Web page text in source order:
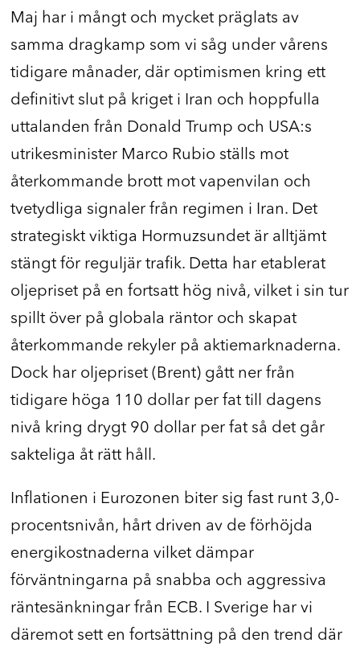
Maj har i mångt och mycket präglats av
samma dragkamp som vi såg under vårens
tidigare månader, där optimismen kring ett
definitivt slut på kriget i Iran och hoppfulla
uttalanden från Donald Trump och USA:s
utrikesminister Marco Rubio ställs mot
återkommande brott mot vapenvilan och
tvetydliga signaler från regimen i Iran. Det
strategiskt viktiga Hormuzsundet är alltjämt
stängt för reguljär trafik. Detta har etablerat
oljepriset på en fortsatt hög nivå, vilket i sin tur
spillt över på globala räntor och skapat
återkommande rekyler på aktiemarknaderna.
Dock har oljepriset (Brent) gått ner från
tidigare höga 110 dollar per fat till dagens
nivå kring drygt 90 dollar per fat så det går
sakteliga åt rätt håll.
Inflationen i Eurozonen biter sig fast runt 3,0-
procentsnivån, hårt driven av de förhöjda
energikostnaderna vilket dämpar
förväntningarna på snabba och aggressiva
räntesänkningar från ECB. I Sverige har vi
däremot sett en fortsättning på den trend där